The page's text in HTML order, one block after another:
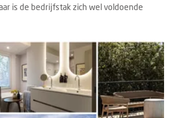
is de bedrijfstak zich wel voldoende